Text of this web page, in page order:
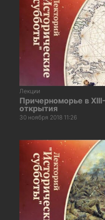
Лекции
Причерноморье в
открытия
30 ноября 2018 11:26